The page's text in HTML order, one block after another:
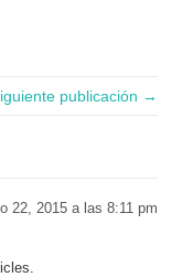
publicación →
22, 2015 a las 8:11 pm